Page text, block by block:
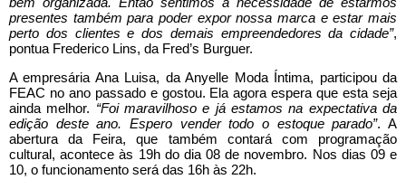
presentes também para poder expor nossa marca e estar mais
perto dos clientes e dos demais empreendedores da cidade”,
pontua Frederico Lins, da Fred’s Burguer.
A empresária Ana Luisa, da Anyelle Moda Íntima, participou da
FEAC no ano passado e gostou. Ela agora espera que esta seja
ainda melhor. “Foi maravilhoso e já estamos na expectativa da
edição deste ano. Espero vender todo o estoque parado”. A
abertura da Feira, que também contará com programação
cultural, acontece às 19h do dia 08 de novembro. Nos dias 09 e
10, o funcionamento será das 16h às 22h.